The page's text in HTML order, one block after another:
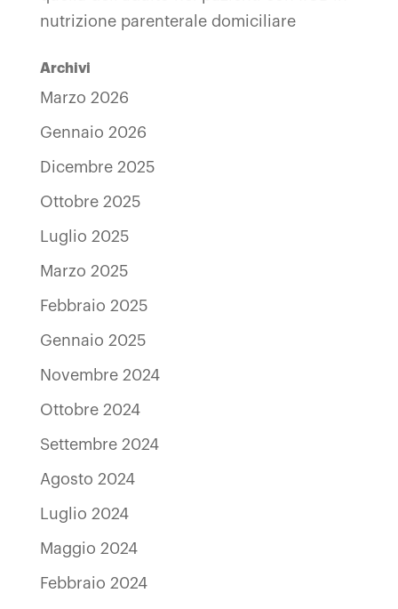
nutrizione parenterale domiciliare
Archivi
Marzo 2026
Gennaio 2026
Dicembre 2025
Ottobre 2025
Luglio 2025
Marzo 2025
Febbraio 2025
Gennaio 2025
Novembre 2024
Ottobre 2024
Settembre 2024
Agosto 2024
Luglio 2024
Maggio 2024
Febbraio 2024